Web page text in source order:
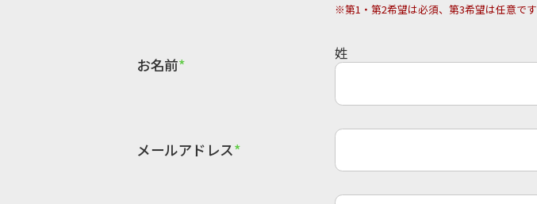
※第1・第2希望は必須、第3希望は任意です
お名前
姓
メールアドレス